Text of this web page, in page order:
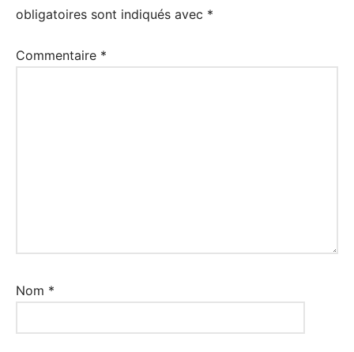
obligatoires sont indiqués avec *
Commentaire *
Nom *